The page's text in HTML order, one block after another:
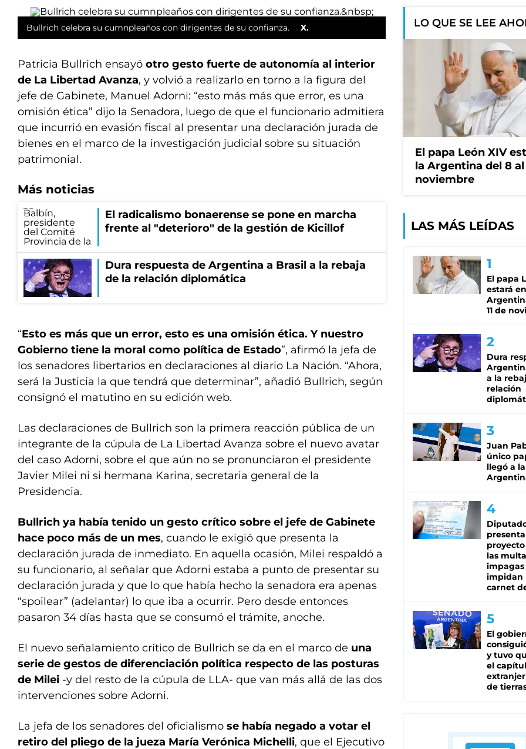
Bullrich celebra su cumnpleaños con dirigentes de su confianza. X.
Patricia Bullrich ensayó otro gesto fuerte de autonomía al interior
de La Libertad Avanza, y volvió a realizarlo en torno a la figura del
jefe de Gabinete, Manuel Adorni: “esto más más que error, es una
omisión ética” dijo la Senadora, luego de que el funcionario admitiera
que incurrió en evasión fiscal al presentar una declaración jurada de
bienes en el marco de la investigación judicial sobre su situación
patrimonial.
Más noticias
El radicalismo bonaerense se pone en marcha
frente al "deterioro" de la gestión de Kicillof
Dura respuesta de Argentina a Brasil a la rebaja
de la relación diplomática
“Esto es más que un error, esto es una omisión ética. Y nuestro
Gobierno tiene la moral como política de Estado”, afirmó la jefa de
los senadores libertarios en declaraciones al diario La Nación. “Ahora,
será la Justicia la que tendrá que determinar”, añadió Bullrich, según
consignó el matutino en su edición web.
Las declaraciones de Bullrich son la primera reacción pública de un
integrante de la cúpula de La Libertad Avanza sobre el nuevo avatar
del caso Adorni, sobre el que aún no se pronunciaron el presidente
Javier Milei ni si hermana Karina, secretaria general de la
Presidencia.
Bullrich ya había tenido un gesto crítico sobre el jefe de Gabinete
hace poco más de un mes, cuando le exigió que presenta la
declaración jurada de inmediato. En aquella ocasión, Milei respaldó a
su funcionario, al señalar que Adorni estaba a punto de presentar su
declaración jurada y que lo que había hecho la senadora era apenas
“spoilear” (adelantar) lo que iba a ocurrir. Pero desde entonces
pasaron 34 días hasta que se consumó el trámite, anoche.
El nuevo señalamiento crítico de Bullrich se da en el marco de una
serie de gestos de diferenciación política respecto de las posturas
de Milei -y del resto de la cúpula de LLA- que van más allá de las dos
intervenciones sobre Adorni.
La jefa de los senadores del oficialismo se había negado a votar el
retiro del pliego de la jueza María Verónica Michelli, que el Ejecutivo
LO QUE SE LEE
El papa León XIV
la Argentina del 8 al
noviembre
LAS MÁS LEÍDAS
El papa
estará
11 de
Dura
a la
relación
Juan
único
llegó a la
las
impagas
impidan
carnet
El
y tuvo
el
de